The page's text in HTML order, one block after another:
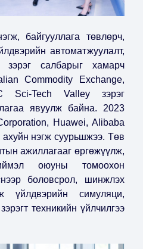
байгууллага төвлөрч,
автоматжуулалт,
зэрэг салбарыг хамарч
Commodity Exchange,
Sci-Tech Valley зэрэг
явуулж байна. 2023
Huawei, Alibaba
нэгж суурьшжээ. Төв
ажиллагааг өргөжүүлж,
оюуны томоохон
боловсрол, шинжлэх
үйлдвэрийн симуляци,
техникийн үйлчилгээ